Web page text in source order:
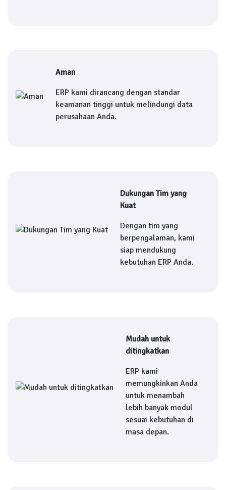
Aman
ERP kami dirancang dengan standar
keamanan tinggi untuk melindungi data
perusahaan Anda.
Dukungan Tim yang
Kuat
Dengan tim yang
berpengalaman, kami
siap mendukung
kebutuhan ERP Anda.
Mudah untuk
ditingkatkan
ERP kami
memungkinkan Anda
untuk menambah
lebih banyak modul
sesuai kebutuhan di
masa depan.